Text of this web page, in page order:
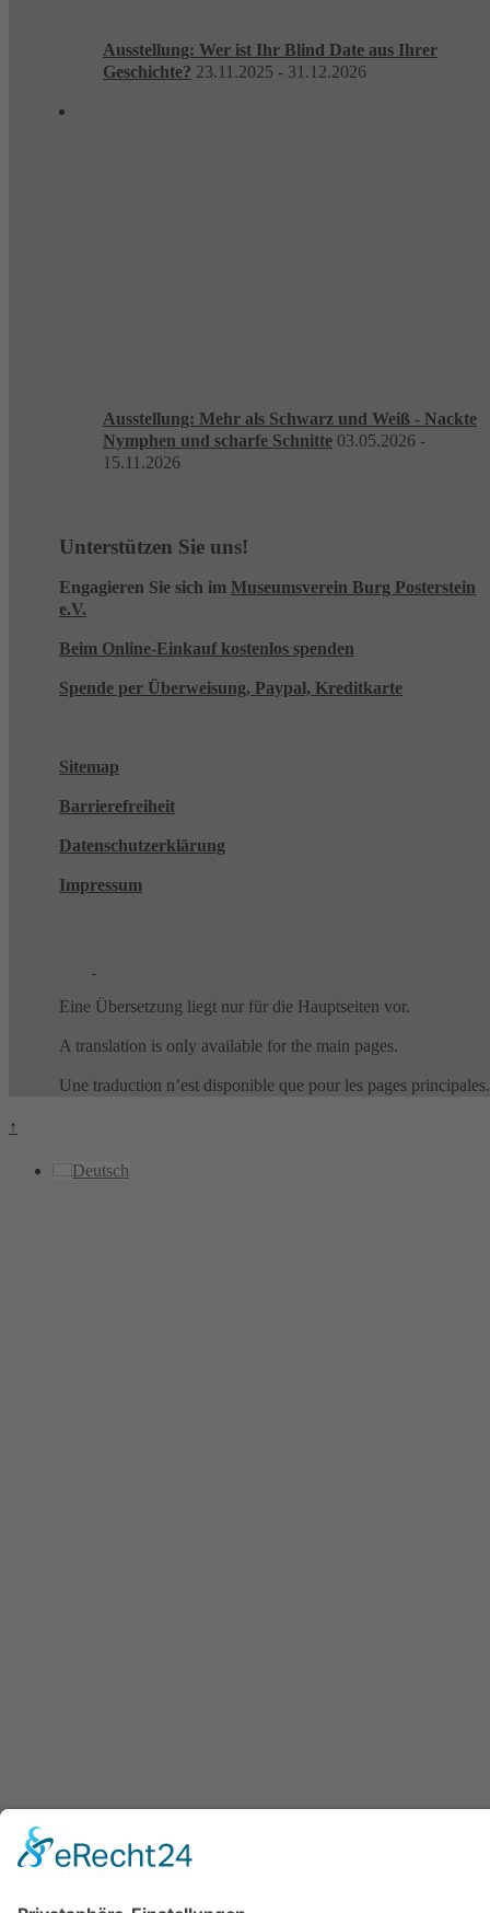
Ausstellung: Wer ist Ihr Blind Date aus Ihrer
Geschichte? 23.11.2025 - 31.12.2026
Ausstellung: Mehr als Schwarz und Weiß - Nackte
Nymphen und scharfe Schnitte 03.05.2026 -
15.11.2026
Unterstützen Sie uns!
Engagieren Sie sich im Museumsverein Burg Posterstein
e.V.
Beim Online-Einkauf kostenlos spenden
Spende per Überweisung, Paypal, Kreditkarte
Sitemap
Barrierefreiheit
Datenschutzerklärung
Impressum
Eine Übersetzung liegt nur für die Hauptseiten vor.
A translation is only available for the main pages.
Une traduction n’est disponible que pour les pages principales.
↑
Deutsch